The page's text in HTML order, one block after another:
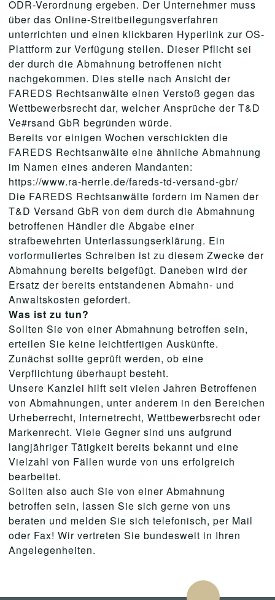
ODR-Verordnung ergeben. Der Unternehmer muss
über das Online-Streitbeilegungsverfahren
unterrichten und einen klickbaren Hyperlink zur OS-
Plattform zur Verfügung stellen. Dieser Pflicht sei
der durch die Abmahnung betroffenen nicht
nachgekommen. Dies stelle nach Ansicht der
FAREDS Rechtsanwälte einen Verstoß gegen das
Wettbewerbsrecht dar, welcher Ansprüche der T&D
Ve#rsand GbR begründen würde.
Bereits vor einigen Wochen verschickten die
FAREDS Rechtsanwälte eine ähnliche Abmahnung
im Namen eines anderen Mandanten:
https://www.ra-herrle.de/fareds-td-versand-gbr/
Die FAREDS Rechtsanwälte fordern im Namen der
T&D Versand GbR von dem durch die Abmahnung
betroffenen Händler die Abgabe einer
strafbewehrten Unterlassungserklärung. Ein
vorformuliertes Schreiben ist zu diesem Zwecke der
Abmahnung bereits beigefügt. Daneben wird der
Ersatz der bereits entstandenen Abmahn- und
Anwaltskosten gefordert.
Was ist zu tun?
Sollten Sie von einer Abmahnung betroffen sein,
erteilen Sie keine leichtfertigen Auskünfte.
Zunächst sollte geprüft werden, ob eine
Verpflichtung überhaupt besteht.
Unsere Kanzlei hilft seit vielen Jahren Betroffenen
von Abmahnungen, unter anderem in den Bereichen
Urheberrecht, Internetrecht, Wettbewerbsrecht oder
Markenrecht. Viele Gegner sind uns aufgrund
langjähriger Tätigkeit bereits bekannt und eine
Vielzahl von Fällen wurde von uns erfolgreich
bearbeitet.
Sollten also auch Sie von einer Abmahnung
betroffen sein, lassen Sie sich gerne von uns
beraten und melden Sie sich telefonisch, per Mail
oder Fax! Wir vertreten Sie bundesweit in Ihren
Angelegenheiten.